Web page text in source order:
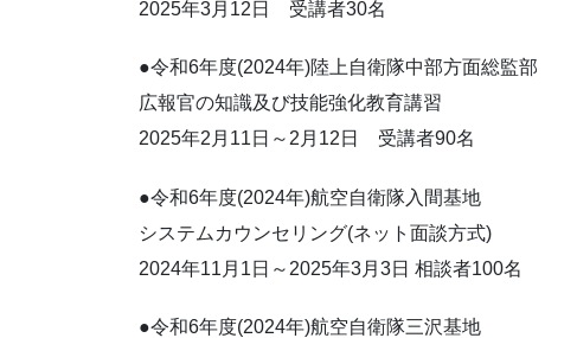
2025年3月12日 受講者30名
●令和6年度(2024年)陸上自衛隊中部方面総監部
広報官の知識及び技能強化教育講習
2025年2月11日～2月12日 受講者90名
●令和6年度(2024年)航空自衛隊入間基地
システムカウンセリング(ネット面談方式)
2024年11月1日～2025年3月3日 相談者100名
●令和6年度(2024年)航空自衛隊三沢基地